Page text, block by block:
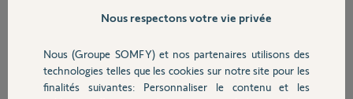
Sécurité
Pour paramétrer des créneaux hebdomadaires connectez-vous sur votre
application Somfy Keys :
Nous respectons votre vie privée
Nous (Groupe SOMFY) et nos partenaires utilisons des
technologies telles que les cookies sur notre site pour les
finalités suivantes: Personnaliser le contenu et les